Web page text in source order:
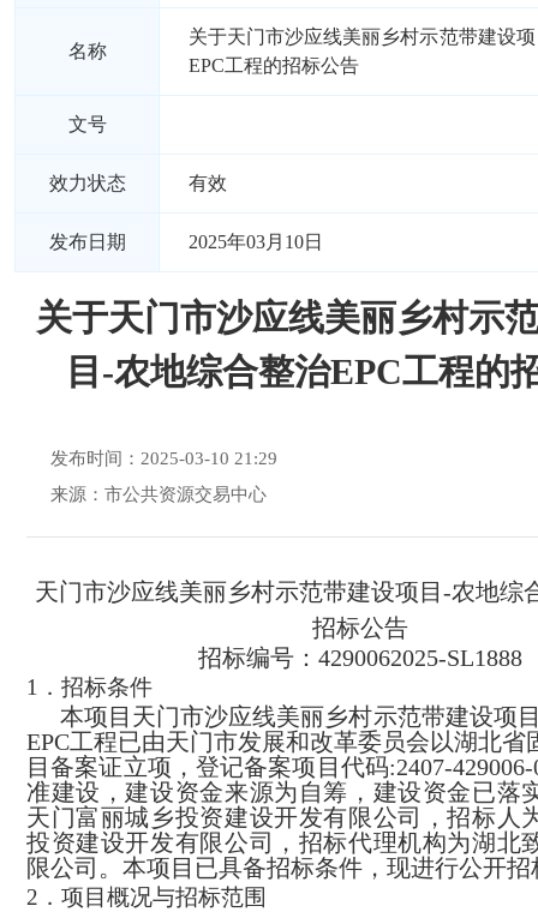
名称
关于天门市沙应线美丽乡村示范带建设
EPC工程的招标公告
文号
效力状态 有效
发布日期 2025年03月10日
关于天门市沙应线美丽乡村示
目-农地综合整治EPC工程的
发布时间：2025-03-10 21:29
来源：市公共资源交易中心
天门市沙应线美丽乡村示范带建设项目-农地综
招标公告
招标编号： 4290062025-SL1888
1 ．招标条件
本项目 天门市沙应线美丽乡村示范带建设项
EPC工程已由天门市发展和改革委员会以湖北省
目备案证立项 ， 登记备案项目代码:2407-
准建设，建设资金来源为自筹 ，建设资金已落
天门富丽城乡投资建设开发有限公司
，招标人
投资建设开发有限公司
，招标代理机构为湖北
限公司 。本项目已具备招标条件，现进行公开招
2 ．项目概况与招标范围